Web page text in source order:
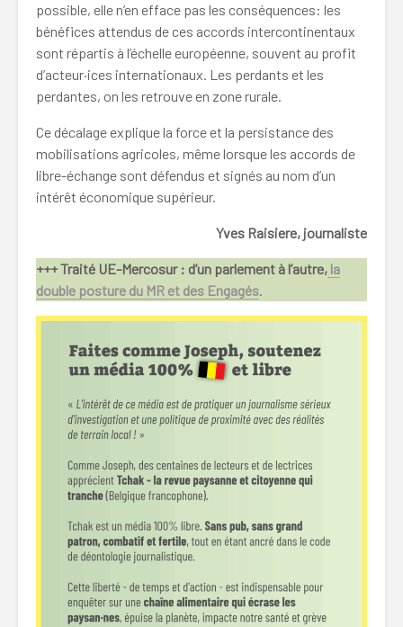
possible, elle n’en efface pas les conséquences: les
bénéfices attendus de ces accords intercontinentaux
sont répartis à l’échelle européenne, souvent au profit
d’acteur·ices internationaux. Les perdants et les
perdantes, on les retrouve en zone rurale.
Ce décalage explique la force et la persistance des
mobilisations agricoles, même lorsque les accords de
libre-échange sont défendus et signés au nom d’un
intérêt économique supérieur.
Yves Raisiere, journaliste
+++ Traité UE-Mercosur : d’un parlement à l’autre, la
double posture du MR et des Engagés.